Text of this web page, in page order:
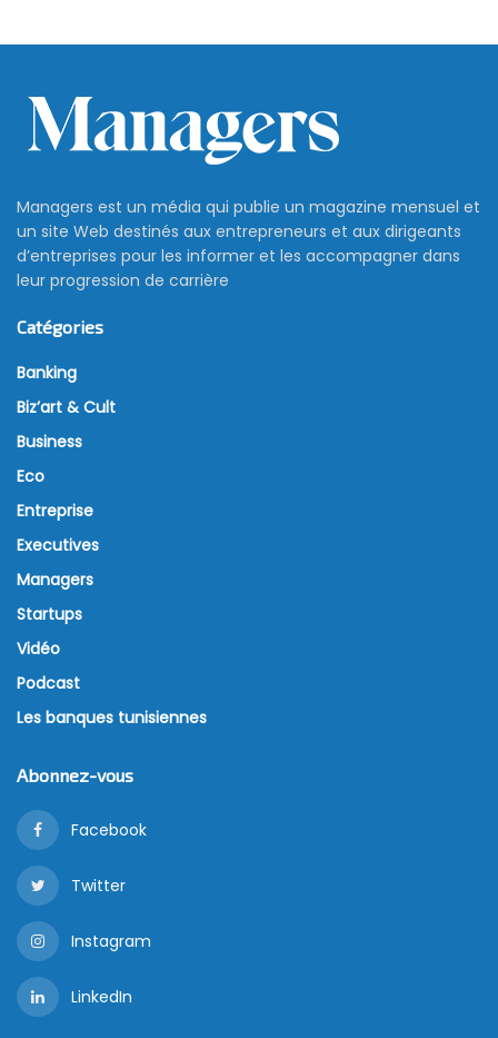
Managers est un média qui publie un magazine mensuel et
un site Web destinés aux entrepreneurs et aux dirigeants
d’entreprises pour les informer et les accompagner dans
leur progression de carrière
Catégories
Banking
Biz’art & Cult
Business
Eco
Entreprise
Executives
Managers
Startups
Vidéo
Podcast
Les banques tunisiennes
Abonnez-vous
Facebook
Twitter
Instagram
LinkedIn